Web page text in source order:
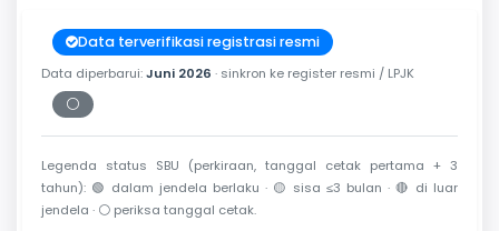
Data terverifikasi registrasi resmi
Data diperbarui:Juni 2026 · sinkron ke register resmi / LPJK
⚪
Periksa tanggal cetak
Legenda status SBU (perkiraan, tanggal cetak pertama + 3
tahun): 🟢 dalam jendela berlaku · 🟡 sisa ≤3 bulan · 🔴 di luar
jendela · ⚪ periksa tanggal cetak.